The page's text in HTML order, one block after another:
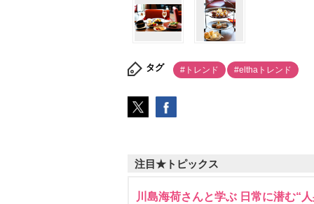
タグ #トレンド #elthaトレンド
注目★トピックス
川島海荷さんと学ぶ 日常に潜む“